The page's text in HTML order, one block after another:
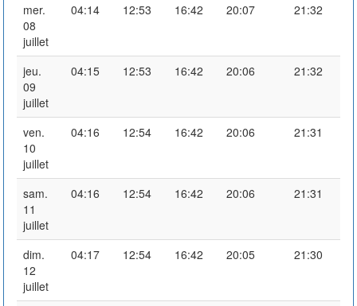
mer.
08
juillet
04:14 12:53 16:42 20:07 21:32
jeu.
09
juillet
04:15 12:53 16:42 20:06 21:32
ven.
10
juillet
04:16 12:54 16:42 20:06 21:31
sam.
11
juillet
04:16 12:54 16:42 20:06 21:31
dim.
12
juillet
04:17 12:54 16:42 20:05 21:30